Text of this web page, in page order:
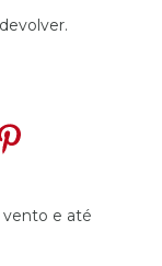
vento e até